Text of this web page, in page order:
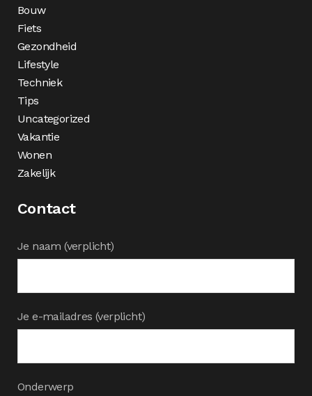
Bouw
Fiets
Gezondheid
Lifestyle
Techniek
Tips
Uncategorized
Vakantie
Wonen
Zakelijk
Contact
Je naam (verplicht)
Je e-mailadres (verplicht)
Onderwerp